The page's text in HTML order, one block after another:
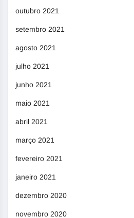
outubro 2021
setembro 2021
agosto 2021
julho 2021
junho 2021
maio 2021
abril 2021
março 2021
fevereiro 2021
janeiro 2021
dezembro 2020
novembro 2020